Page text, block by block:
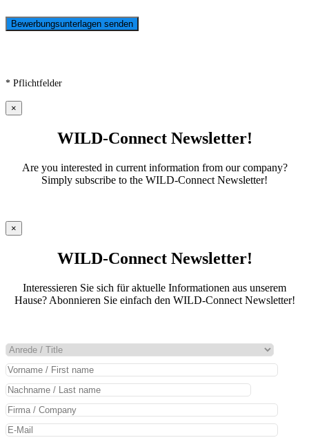
* Pflichtfelder
×
WILD-Connect Newsletter!
Are you interested in current information from our company?
Simply subscribe to the WILD-Connect Newsletter!
×
WILD-Connect Newsletter!
Interessieren Sie sich für aktuelle Informationen aus unserem
Hause? Abonnieren Sie einfach den WILD-Connect Newsletter!